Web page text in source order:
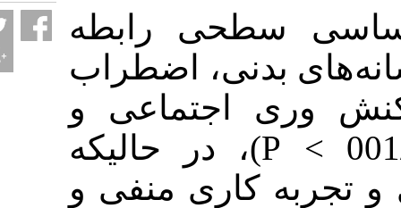
سطحی رابطه
بدنی، اضطراب
اجتماعی و
افسردگی داشت (001/0 > P)، در حالیکه
کاری منفی و